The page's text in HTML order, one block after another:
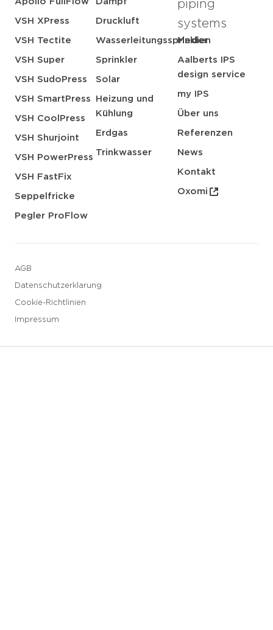
VSH XPress
VSH Tectite
VSH Super
VSH SudoPress
VSH SmartPress
VSH CoolPress
VSH Shurjoint
VSH PowerPress
VSH FastFix
Seppelfricke
Pegler ProFlow
Druckluft
Wasserleitungssprinkler
Sprinkler
Solar
Heizung und
Kühlung
Erdgas
Trinkwasser
piping
systems
Medien
Aalberts IPS
design service
my IPS
Über uns
Referenzen
News
Kontakt
Oxomi
AGB
Datenschutzerklarung
Cookie-Richtlinien
Impressum